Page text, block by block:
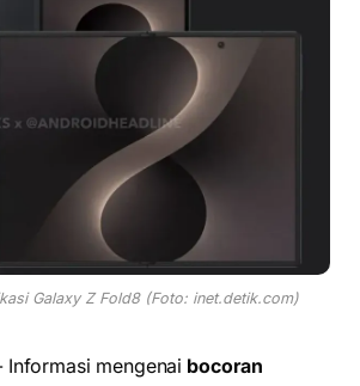
Galaxy Z Fold8 (Foto: inet.detik.com)
Informasi mengenai bocoran